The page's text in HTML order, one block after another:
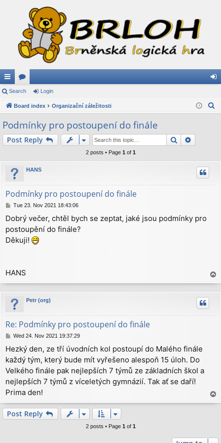
ui
ck
lin
ks
or
u
s
in
Search Login
Board index Organizační záležitosti
Podmínky pro postoupení do finále
Post Reply Search
2 posts • Page 1 of 1
HANS
Podmínky pro postoupení do finále
P
s
t
Tue 23. Nov 2021 18:43:06
Dobrý večer, chtěl bych se zeptat, jaké jsou podmínky pro
postoupění do finále?
Děkuji!
HANS
o
p
Petr (org)
Re: Podmínky pro postoupení do finále
P
s
t
Wed 24. Nov 2021 19:37:29
Hezký den, ze tří úvodních kol postoupí do Malého finále
každý tým, který bude mít vyřešeno alespoň 15 úloh. Do
Velkého finále pak nejlepších 7 týmů ze základních škol a
nejlepších 7 týmů z víceletých gymnázií. Tak ať se daří!
Prima den!
o
Post Reply
2 posts • Page 1 of 1